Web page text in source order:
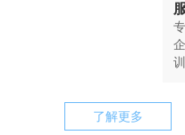
了解更多